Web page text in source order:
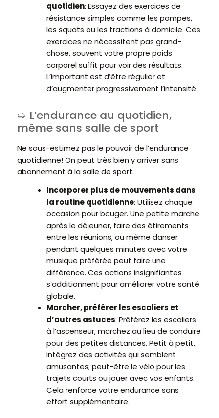
quotidien: Essayez des exercices de
résistance simples comme les pompes,
les squats ou les tractions à domicile. Ces
exercices ne nécessitent pas grand-
chose, souvent votre propre poids
corporel suffit pour voir des résultats.
L’important est d’être régulier et
d’augmenter progressivement l’intensité.
L’endurance au quotidien,
même sans salle de sport
Ne sous-estimez pas le pouvoir de l’endurance
quotidienne! On peut très bien y arriver sans
abonnement à la salle de sport.
Incorporer plus de mouvements dans
la routine quotidienne: Utilisez chaque
occasion pour bouger. Une petite marche
après le déjeuner, faire des étirements
entre les réunions, ou même danser
pendant quelques minutes avec votre
musique préférée peut faire une
différence. Ces actions insignifiantes
s’additionnent pour améliorer votre santé
globale.
Marcher, préférer les escaliers et
d’autres astuces: Préférez les escaliers
à l’ascenseur, marchez au lieu de conduire
pour des petites distances. Petit à petit,
intégrez des activités qui semblent
amusantes; peut-être le vélo pour les
trajets courts ou jouer avec vos enfants.
Cela renforce votre endurance sans
effort supplémentaire.